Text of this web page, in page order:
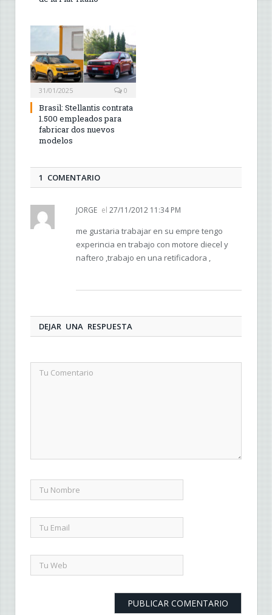
31/01/2025 0
Brasil: Stellantis contrata
1.500 empleados para
fabricar dos nuevos
modelos
1 COMENTARIO
JORGE el 27/11/2012 11:34 PM
me gustaria trabajar en su empre tengo
experincia en trabajo con motore diecel y
naftero ,trabajo en una retificadora ,
DEJAR UNA RESPUESTA